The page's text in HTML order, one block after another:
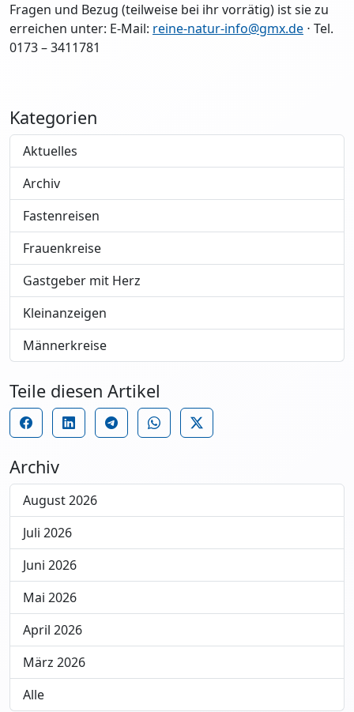
Fragen und Bezug (teilweise bei ihr vorrätig) ist sie zu
erreichen unter: E-Mail: reine-natur-info@gmx.de ⋅ Tel.
0173 – 3411781
Kategorien
Aktuelles
Archiv
Fastenreisen
Frauenkreise
Gastgeber mit Herz
Kleinanzeigen
Männerkreise
Teile diesen Artikel
Archiv
August 2026
Juli 2026
Juni 2026
Mai 2026
April 2026
März 2026
Alle